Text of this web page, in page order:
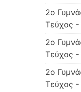
2ο
Τεύχος -
2o
Τεύχος -
2o
Τεύχος -